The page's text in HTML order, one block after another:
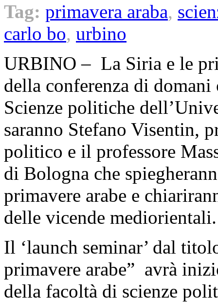
Tag: primavera araba,
carlo bo, urbino
URBINO – La Siria e le
della conferenza di
Scienze politiche
saranno Stefano Visentin,
politico e il professore
di Bologna che
primavere arabe e
delle vicende mediorientali.
Il ‘launch seminar’ dal
primavere arabe” avrà
della facoltà di scienze